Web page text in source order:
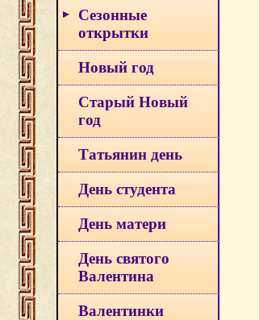
Сезонные
открытки
Новый год
Старый Новый
год
Татьянин день
День студента
День матери
День святого
Валентина
Валентинки